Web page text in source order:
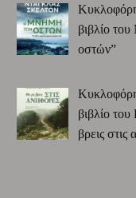
βιβλίο
οστών”
βιβλίο
βρεις στις